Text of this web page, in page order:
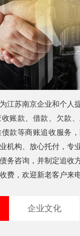
江苏南京企业和个人
账款、借款、欠款
款等商账追收服务
机构、放心托付，专
务咨询，并制定追收
费，欢迎新老客户来
企业文化